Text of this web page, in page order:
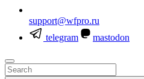
support@wfpro.ru
telegram
mastodon